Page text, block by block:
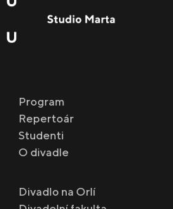
Program
Repertoár
Studenti
O divadle
Divadlo na Orlí